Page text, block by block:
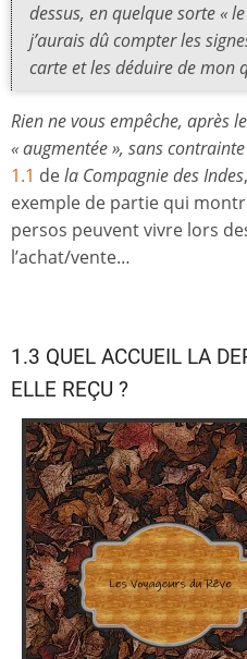
dessus, en quelque sorte «
j’aurais dû compter les
carte et les déduire de mon
Rien ne vous empêche, après
« augmentée », sans
1.1 dela Compagnie des Indes
exemple de partie qui
persos peuvent vivre lors
l’achat/vente…
1.3 QUEL ACCUEIL LA
ELLE REÇU ?